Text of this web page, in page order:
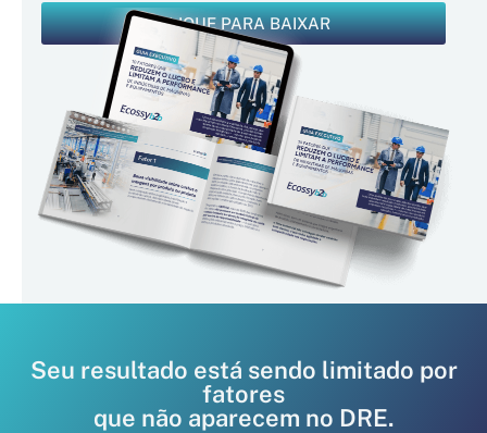
CLIQUE PARA BAIXAR
Seu resultado está sendo limitado por
fatores
que não aparecem no DRE.